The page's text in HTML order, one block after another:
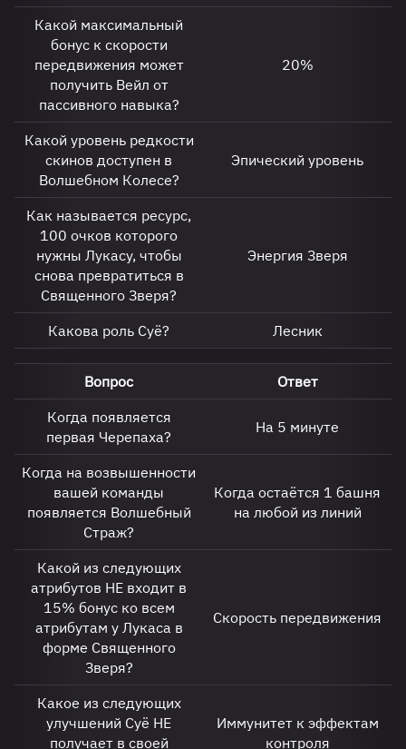
Какой максимальный
бонус к скорости
передвижения может
получить Вейл от
пассивного навыка?
20%
Какой уровень редкости
скинов доступен в
Волшебном Колесе?
Эпический уровень
Как называется ресурс,
100 очков которого
нужны Лукасу, чтобы
снова превратиться в
Священного Зверя?
Энергия Зверя
Какова роль Суё? Лесник
Вопрос
Ответ
Когда появляется
первая Черепаха?
На 5 минуте
Когда на возвышенности
вашей команды
появляется Волшебный
Страж?
Когда остаётся 1 башня
на любой из линий
Какой из следующих
атрибутов НЕ входит в
15% бонус ко всем
атрибутам у Лукаса в
форме Священного
Зверя?
Скорость передвижения
Какое из следующих
улучшений Суё НЕ
получает в своей
Иммунитет к эффектам
контроля